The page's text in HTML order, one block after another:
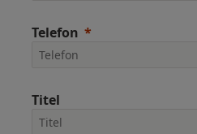
Telefon
Titel